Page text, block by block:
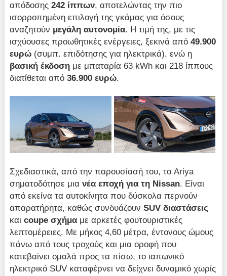
απόδοσης242 ίππων, αποτελώντας την πιο
ισορροπημένη επιλογή της γκάμας για όσους
αναζητούν μεγάλη αυτονομία. Η τιμή της, με τις
ισχύουσες προωθητικές ενέργειες, ξεκινά από49.900
ευρώ (συμπ. επιδότησης για ηλεκτρικά), ενώ η
βασική έκδοση με μπαταρία 63 kWh και 218 ίππους
διατίθεται από36.900 ευρώ.
Σχεδιαστικά, από την παρουσίασή του, το Ariya
σηματοδότησε μιανέα εποχή για τη Nissan. Είναι
από εκείνα τα αυτοκίνητα που δύσκολα περνούν
απαρατήρητα, καθώς συνδυάζουνSUV διαστάσεις
καιcoupe σχήμα με αρκετές φουτουριστικές
λεπτομέρειες. Με μήκος 4,60 μέτρα, έντονους ώμους
πάνω από τους τροχούς και μια οροφή που
κατεβαίνει ομαλά προς τα πίσω, το ιαπωνικό
ηλεκτρικό SUV καταφέρνει να δείχνει δυναμικό χωρίς